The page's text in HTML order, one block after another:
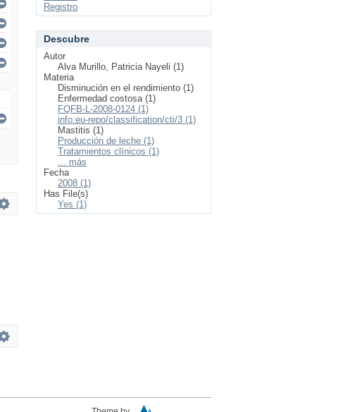
Registro
Descubre
Autor
Alva Murillo, Patricia Nayeli (1)
Materia
Disminución en el rendimiento (1)
Enfermedad costosa (1)
FQFB-L-2008-0124 (1)
info:eu-repo/classification/cti/3 (1)
Mastitis (1)
Producción de leche (1)
Tratamientos clínicos (1)
... más
Fecha
2008 (1)
Has File(s)
Yes (1)